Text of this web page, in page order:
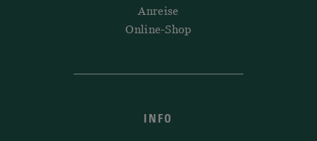
Anreise
Online-Shop
INFO